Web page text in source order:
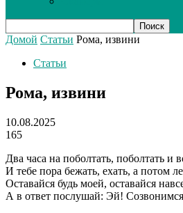
Домой Статьи Рома, извини
Статьи
Рома, извини
10.08.2025
165
Два часа на поболтать, поболтать и
И тебе пора бежать, ехать, а потом
Оставайся будь моей, оставайся
А в ответ послушай: Эй!